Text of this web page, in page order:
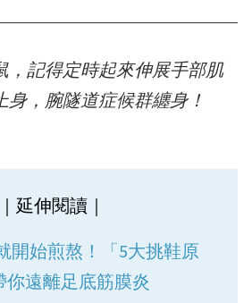
，記得定時起來伸展手部肌
身，腕隧道症候群纏身！
｜延伸閱讀｜
開始煎熬！「5大挑鞋原
你遠離足底筋膜炎